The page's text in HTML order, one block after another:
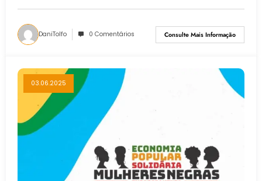
DaniTolfo 0 Comentários Consulte Mais Informação
03.06.2025